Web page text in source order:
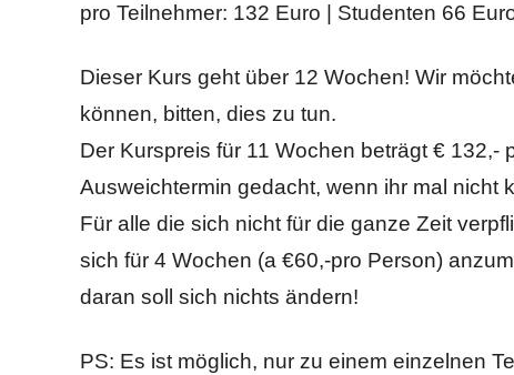
pro Teilnehmer: 132 Euro | Studenten 66
Dieser Kurs geht über 12 Wochen! Wir
können, bitten, dies zu tun.
Der Kurspreis für 11 Wochen beträgt € 132,-
Ausweichtermin gedacht, wenn ihr mal nicht
Für alle die sich nicht für die ganze Zeit
sich für 4 Wochen (a €60,-pro Person)
daran soll sich nichts ändern!
PS: Es ist möglich, nur zu einem einzelnen